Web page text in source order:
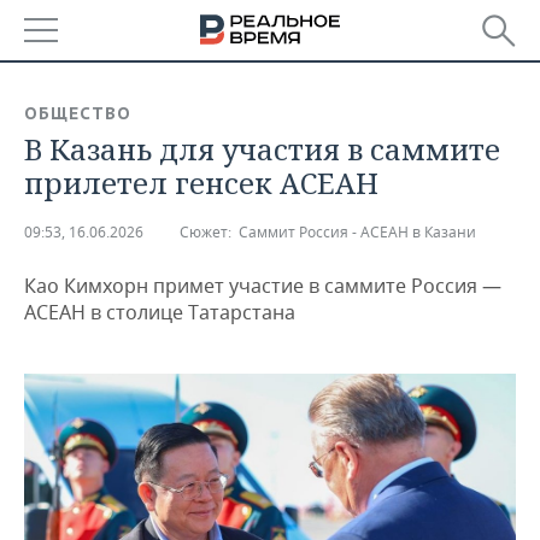
БАШКОРТОСТАН
ТАТАРСТАН
НОВОСТИ
АНАЛИТИКА
ДЕКЛАРАЦИИ О ДОХОДАХ
ВУЗЫ ТАТАРСТАНА
КОМУ ПРИНАДЛЕЖАТ
ТОРГОВЫЕ ЦЕНТРЫ
ТАТАРСТАНА
НОВОСТИ ЭКОНОМИКИ
БАНКИ
БЮДЖЕТ
ИНВЕСТИЦИИ
ПРОМЫШЛЕННОСТЬ
ПРОМЫШЛЕННОСТИ
АГРОПРОМ
МАШИНОСТРОЕНИЕ
НОВОСТИ НЕДВИЖИМОСТИ
АВТО
НОВОСТИ АВТО
БИЗНЕС
НОВОСТИ БИЗНЕСА
ТЕХНОЛОГИИ
ОБЩЕСТВО
В Казань для участия в саммите
прилетел генсек АСЕАН
09:53, 16.06.2026 Сюжет: Саммит Россия - АСЕАН в Казани
Као Кимхорн примет участие в саммите Россия —
АСЕАН в столице Татарстана